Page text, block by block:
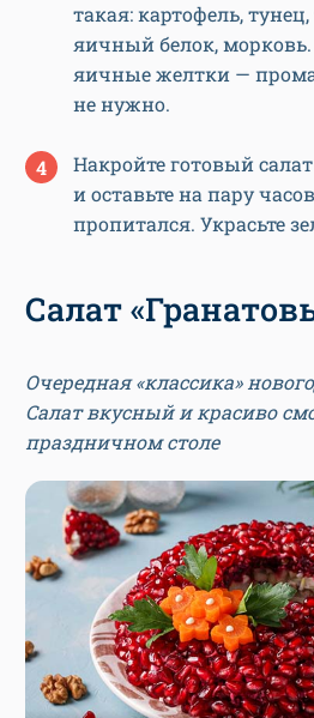
такая: картофель,
яичный белок,
яичные желтки —
не нужно.
Накройте готовый
и оставьте на пару
пропитался. Украсьте
Салат
Очередная «классика»
Салат вкусный и красиво
праздничном столе